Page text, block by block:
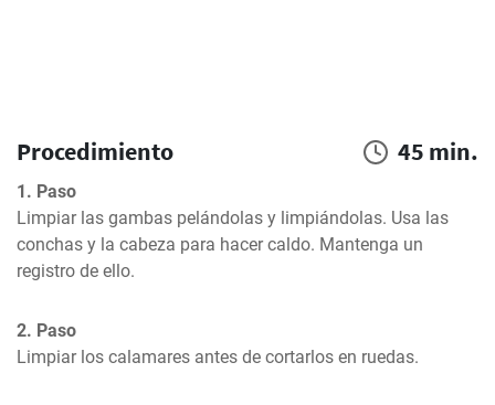
Procedimiento 45 min.
1. Paso
Limpiar las gambas pelándolas y limpiándolas. Usa las
conchas y la cabeza para hacer caldo. Mantenga un
registro de ello.
2. Paso
Limpiar los calamares antes de cortarlos en ruedas.